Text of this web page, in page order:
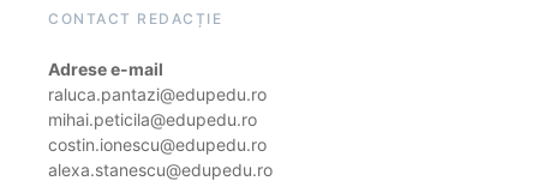
CONTACT REDACȚIE
Adrese e-mail
raluca.pantazi@edupedu.ro
mihai.peticila@edupedu.ro
costin.ionescu@edupedu.ro
alexa.stanescu@edupedu.ro